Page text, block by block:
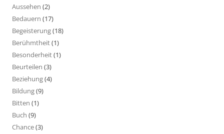
Aussehen (2)
Bedauern (17)
Begeisterung(18)
Berühmtheit(1)
Besonderheit(1)
Beurteilen (3)
Beziehung(4)
Bildung(9)
Bitten (1)
Buch (9)
Chance(3)